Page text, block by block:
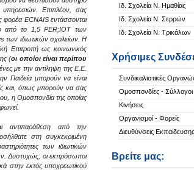
Ιδ. Σχολεία Ν. Ημαθίας
Ιδ. Σχολεία Ν. Σερρών
Ιδ. Σχολεία Ν. Τρικάλων
Χρήσιμες
Συνδικαλιστικές
Ομοσπονδίες - Σύλλογοι
Κινήσεις
Οργανισμοί - Φορείς
Διευθύνσεις Εκπαίδευσης
Βρείτε μας:
υπηρεσιών. Επιπλέον, σας
φορέα ECNAIS εντάσσονται
από το 1,5 PER;IOT των
των ιδιωτικών σχολείων. Η
Επιτροπή ως κοινωνικός
(οι οποίοι είναι περίπου
με την αντίληψη της Ε.Ε.
Παιδεία μπορούν να είναι
και, όπως μπορούν να σας
η Ομοσπονδία της οποίας
αντιπαράθεση από την
στη συγκεκριμένη
των ιδιωτικών
Δυστυχώς, οι εκπρόσωποι
στην εκτός υποχρεωτικού